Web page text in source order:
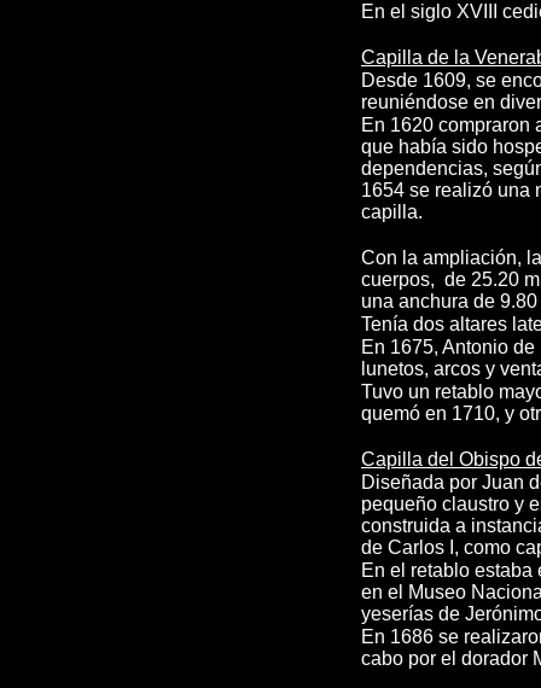
En el siglo XVIII
Capilla de la
Desde 1609, se
reuniéndose en
En 1620 compraron
que había sido
dependencias,
1654 se realizó una
capilla.
Con la ampliación,
cuerpos, de 25.20
una anchura de
Tenía dos altares
En 1675, Antonio
lunetos, arcos y
Tuvo un retablo
quemó en 1710, y
Capilla de l Obispo
Diseñada por Juan
pequeño claustro y
construida a
de Carlos I, como
En el retablo
en el Museo
yeserías de
En 1686 se
cabo por el dorador